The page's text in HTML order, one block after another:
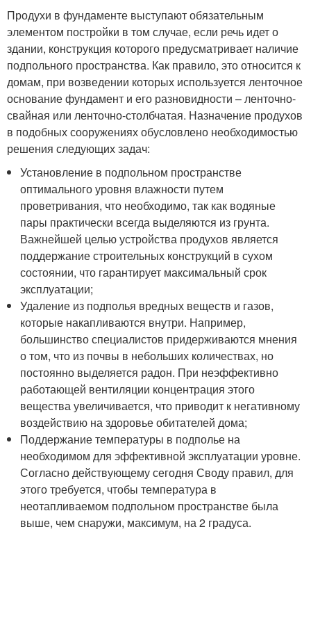
Продухи в фундаменте выступают обязательным
элементом постройки в том случае, если речь идет о
здании, конструкция которого предусматривает наличие
подпольного пространства. Как правило, это относится к
домам, при возведении которых используется ленточное
основание фундамент и его разновидности – ленточно-
свайная или ленточно-столбчатая. Назначение продухов
в подобных сооружениях обусловлено необходимостью
решения следующих задач:
Установление в подпольном пространстве
оптимального уровня влажности путем
проветривания, что необходимо, так как водяные
пары практически всегда выделяются из грунта.
Важнейшей целью устройства продухов является
поддержание строительных конструкций в сухом
состоянии, что гарантирует максимальный срок
эксплуатации;
Удаление из подполья вредных веществ и газов,
которые накапливаются внутри. Например,
большинство специалистов придерживаются мнения
о том, что из почвы в небольших количествах, но
постоянно выделяется радон. При неэффективно
работающей вентиляции концентрация этого
вещества увеличивается, что приводит к негативному
воздействию на здоровье обитателей дома;
Поддержание температуры в подполье на
необходимом для эффективной эксплуатации уровне.
Согласно действующему сегодня Своду правил, для
этого требуется, чтобы температура в
неотапливаемом подпольном пространстве была
выше, чем снаружи, максимум, на 2 градуса.